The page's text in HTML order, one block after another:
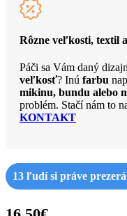
Rôzne veľkosti, textil
Páči sa Vám daný
veľkosť? Inú farbu
mikinu, bundu alebo
problém. Stačí nám to
KONTAKT
13 ľudí si práve